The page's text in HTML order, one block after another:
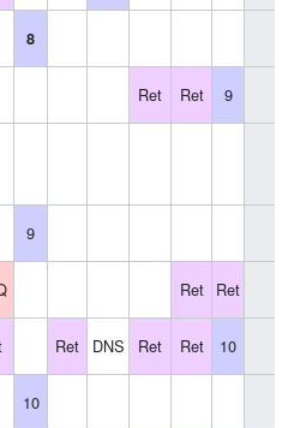
8
Ret Ret 9
9
Ret Ret
Ret DNS Ret Ret 10
10